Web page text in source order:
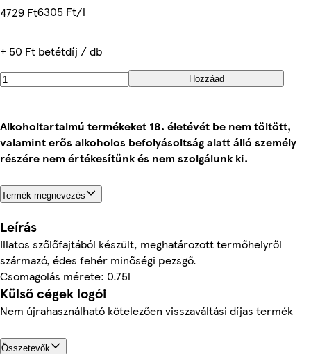
4729 Ft6305 Ft/l
+ 50 Ft betétdíj / db
Hozzáad
Alkoholtartalmú termékeket 18. életévét be nem töltött,
valamint erős alkoholos befolyásoltság alatt álló személy
részére nem értékesítünk és nem szolgálunk ki.
Termék megnevezés
Leírás
Illatos szőlőfajtából készült, meghatározott termőhelyről
származó, édes fehér minőségi pezsgő.
Csomagolás mérete: 0.75l
Külső cégek logói
Nem újrahasználható kötelezően visszaváltási díjas termék
Összetevők